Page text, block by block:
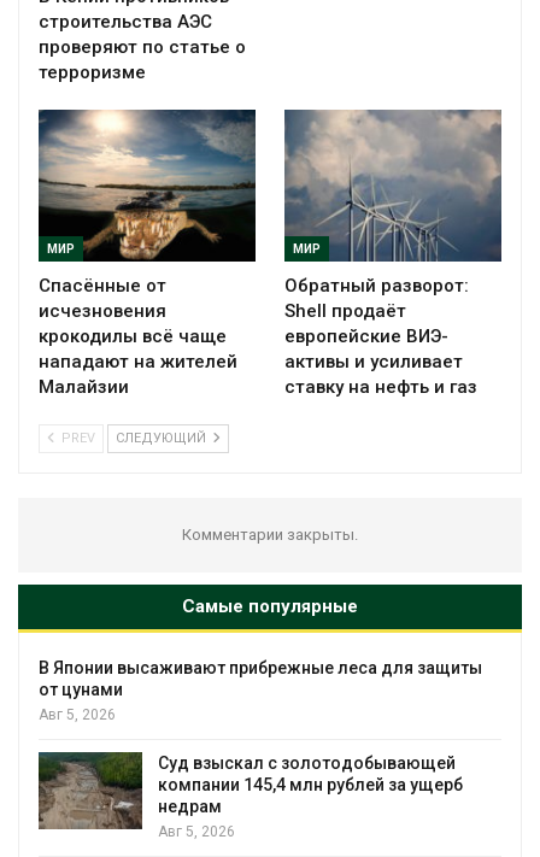
строительства АЭС
проверяют по статье о
терроризме
МИР
Спасённые от
исчезновения
крокодилы всё чаще
нападают на жителей
Малайзии
МИР
Обратный разворот:
Shell продаёт
европейские ВИЭ-
активы и усиливает
ставку на нефть и газ
PREV СЛЕДУЮЩИЙ
Комментарии закрыты.
Самые популярные
высаживают прибрежные леса для защиты
цунами
5, 2026
Суд взыскал с золотодобывающей
компании 145,4 млн рублей за ущерб
недрам
Авг 5, 2026